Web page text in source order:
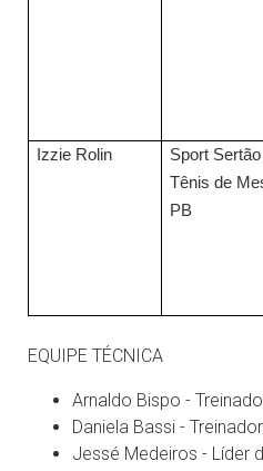
Izzie Rolin
Sport
Tênis de
PB
EQUIPE TÉCNICA
Arnaldo Bispo -
Daniela Bassi -
Jessé Medeiros - Líder